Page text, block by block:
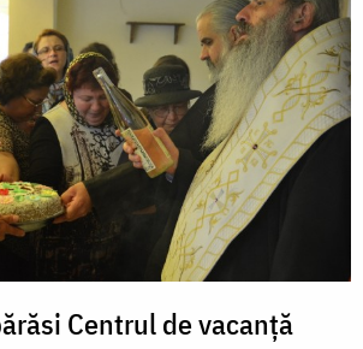
Centrul de vacanţă